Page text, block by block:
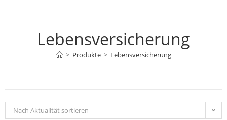
Lebensversicherung
> Produkte > Lebensversicherung
Nach Aktualität sortieren